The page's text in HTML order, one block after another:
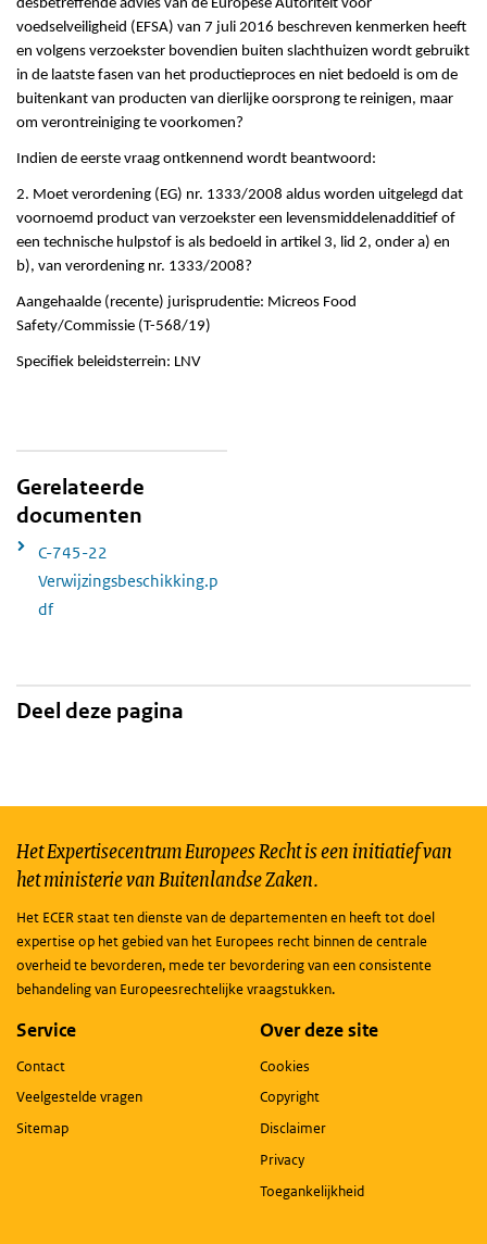
desbetreffende advies van de Europese Autoriteit voor
voedselveiligheid (EFSA) van 7 juli 2016 beschreven kenmerken heeft
en volgens verzoekster bovendien buiten slachthuizen wordt gebruikt
in de laatste fasen van het productieproces en niet bedoeld is om de
buitenkant van producten van dierlijke oorsprong te reinigen, maar
om verontreiniging te voorkomen?
Indien de eerste vraag ontkennend wordt beantwoord:
2. Moet verordening (EG) nr. 1333/2008 aldus worden uitgelegd dat
voornoemd product van verzoekster een levensmiddelenadditief of
een technische hulpstof is als bedoeld in artikel 3, lid 2, onder a) en
b), van verordening nr. 1333/2008?
Aangehaalde (recente) jurisprudentie: Micreos Food
Safety/Commissie (T-568/19)
Specifiek beleidsterrein: LNV
Gerelateerde
documenten
C-745-22
Verwijzingsbeschikking.p
df
Deel deze pagina
Het Expertisecentrum Europees Recht is een initiatief van
het ministerie van Buitenlandse Zaken.
Het ECER staat ten dienste van de departementen en heeft tot doel
expertise op het gebied van het Europees recht binnen de centrale
overheid te bevorderen, mede ter bevordering van een consistente
behandeling van Europeesrechtelijke vraagstukken.
Service
Contact
Veelgestelde vragen
Sitemap
Over deze site
Cookies
Copyright
Disclaimer
Privacy
Toegankelijkheid